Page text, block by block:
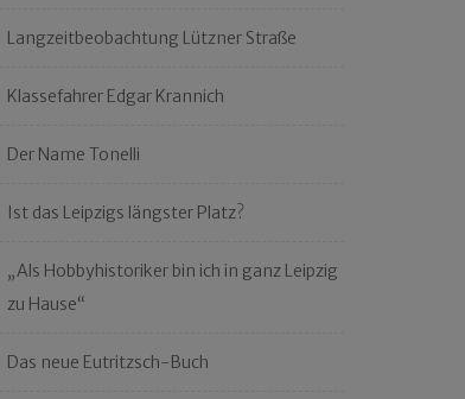
Langzeitbeobachtung Lützner Straße
Klassefahrer Edgar Krannich
Der Name Tonelli
Ist das Leipzigs längster Platz?
„Als Hobbyhistoriker bin ich in ganz Leipzig
zu Hause“
Das neue Eutritzsch-Buch